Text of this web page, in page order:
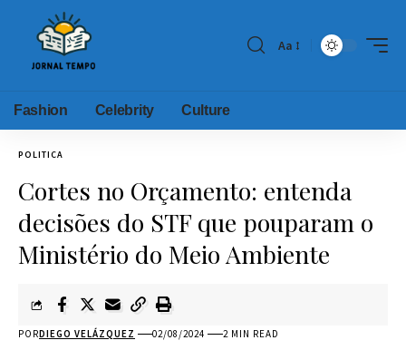
Aa
Fashion Celebrity Culture
POLITICA
Cortes no Orçamento: entenda
decisões do STF que pouparam o
Ministério do Meio Ambiente
PORDIEGO VELÁZQUEZ 02/08/2024 2 MIN READ